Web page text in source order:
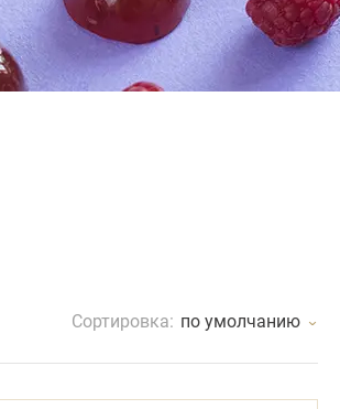
Сортировка: по умолчанию